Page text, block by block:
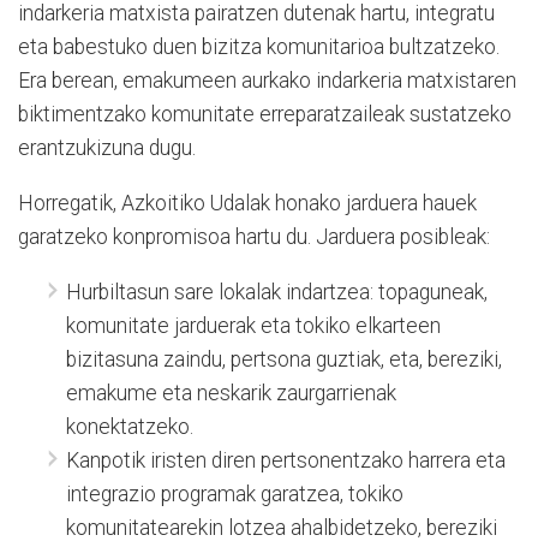
indarkeria matxista pairatzen dutenak hartu, integratu
eta babestuko duen bizitza komunitarioa bultzatzeko.
Era berean, emakumeen aurkako indarkeria matxistaren
biktimentzako komunitate erreparatzaileak sustatzeko
erantzukizuna dugu.
Horregatik, Azkoitiko Udalak honako jarduera hauek
garatzeko konpromisoa hartu du. Jarduera posibleak:
Hurbiltasun sare lokalak indartzea: topaguneak,
komunitate jarduerak eta tokiko elkarteen
bizitasuna zaindu, pertsona guztiak, eta, bereziki,
emakume eta neskarik zaurgarrienak
konektatzeko.
Kanpotik iristen diren pertsonentzako harrera eta
integrazio programak garatzea, tokiko
komunitatearekin lotzea ahalbidetzeko, bereziki